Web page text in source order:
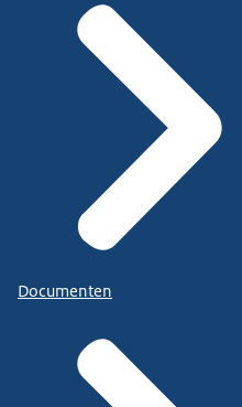
Documenten